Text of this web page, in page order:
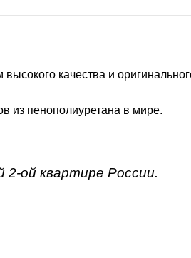
качества и
из пенополиуретана в мире.
ой квартире России.